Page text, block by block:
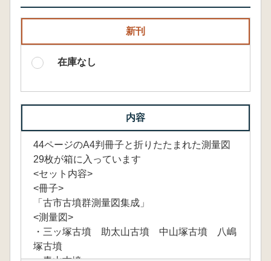
新刊
在庫なし
内容
44ページのA4判冊子と折りたたまれた測量図
29枚が箱に入っています
<セット内容>
<冊子>
「古市古墳群測量図集成」
<測量図>
・三ッ塚古墳 助太山古墳 中山塚古墳 八嶋
塚古墳